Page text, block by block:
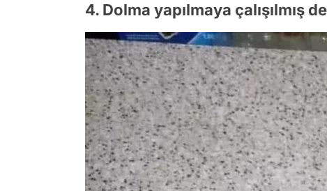
4. Dolma yapılmaya çalışılmış